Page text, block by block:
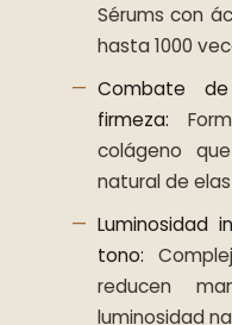
Sérums con
hasta 1000
Combate
firmeza:
colágeno
natural de
Luminosidad
tono:
reducen
luminosidad